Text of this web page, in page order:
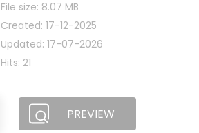
File size: 8.07 MB
Created: 17-12-2025
Updated: 17-07-2026
Hits: 21
PREVIEW